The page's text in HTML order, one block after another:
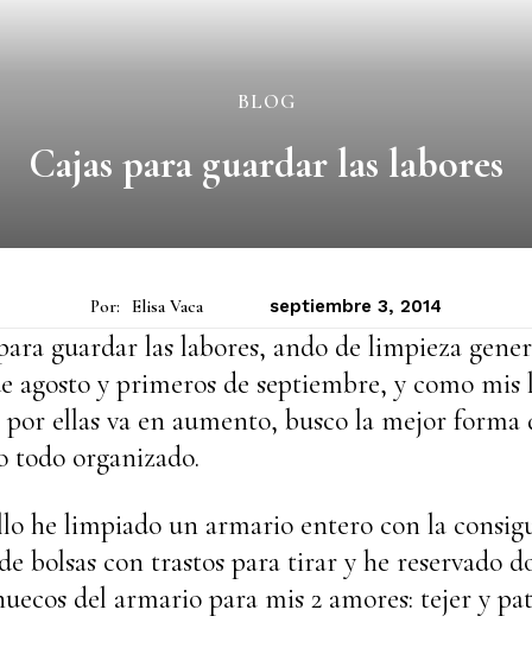
BLOG
Cajas para guardar las labores
Por: Elisa Vaca septiembre 3, 2014
guardar las labores, ando de limpieza
agosto y primeros de septiembre, y como mis
por ellas va en aumento, busco la mejor forma
todo organizado.
he limpiado un armario entero con la
bolsas con trastos para tirar y he reservado
del armario para mis 2 amores: tejer y